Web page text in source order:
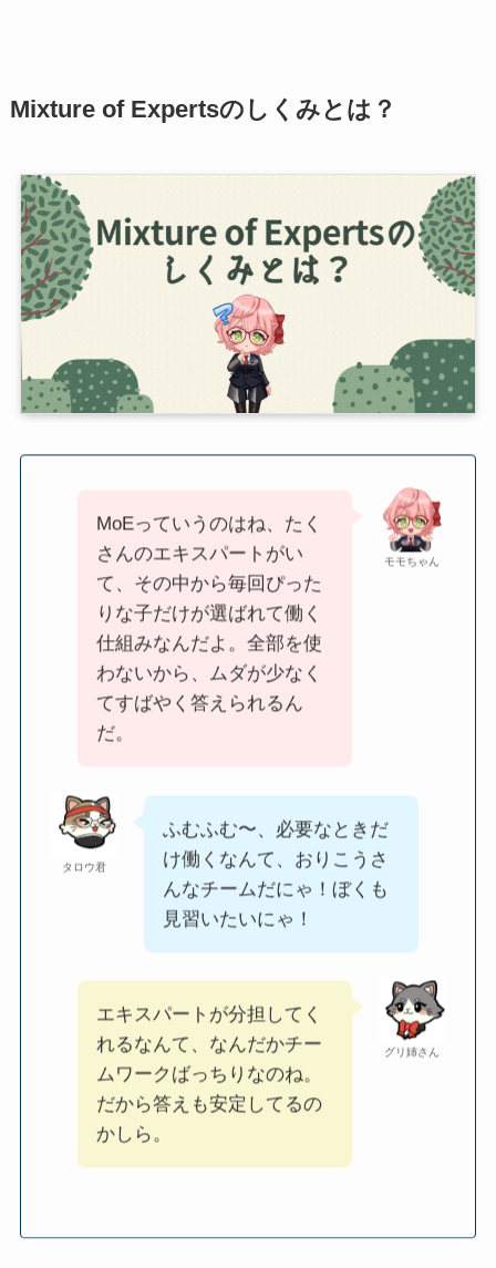
Mixture of Expertsのしくみとは？
モモちゃん
MoEっていうのはね、たく
さんのエキスパートがい
て、その中から毎回ぴった
りな子だけが選ばれて働く
仕組みなんだよ。全部を使
わないから、ムダが少なく
てすばやく答えられるん
だ。
タロウ君
ふむふむ〜、必要なときだ
け働くなんて、おりこうさ
んなチームだにゃ！ぼくも
見習いたいにゃ！
グリ姉さん
エキスパートが分担してく
れるなんて、なんだかチー
ムワークばっちりなのね。
だから答えも安定してるの
かしら。